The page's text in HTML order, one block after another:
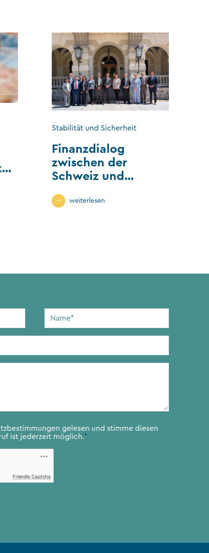
Stabilität und Sicherheit
Finanzdialog
zwischen der
Schweiz und
weiterlesen
Name
gelesen und stimme diesen
ist jederzeit möglich.*
Friendly Captcha